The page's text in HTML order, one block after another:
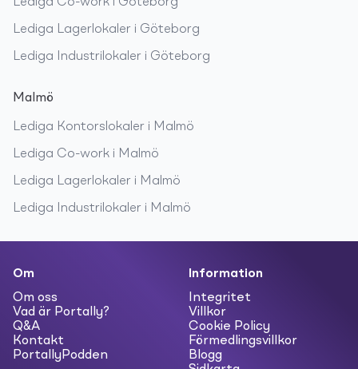
Lediga Co-work i Göteborg
Lediga Lagerlokaler i Göteborg
Lediga Industrilokaler i Göteborg
Malmö
Lediga Kontorslokaler i Malmö
Lediga Co-work i Malmö
Lediga Lagerlokaler i Malmö
Lediga Industrilokaler i Malmö
Om
Om oss
Vad är Portally?
Q&A
Kontakt
PortallyPodden
Information
Integritet
Villkor
Cookie Policy
Förmedlingsvillkor
Blogg